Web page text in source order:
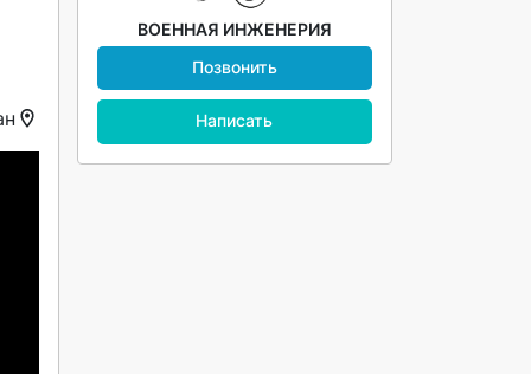
ВОЕННАЯ ИНЖЕНЕРИЯ
Позвонить
Написать